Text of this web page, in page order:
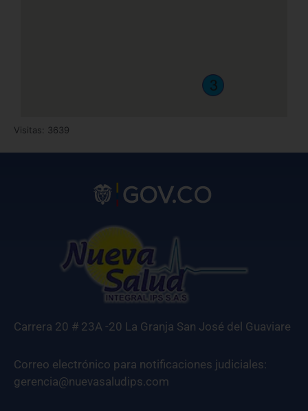
Visitas: 3639
Carrera 20 # 23A -20 La Granja San José del Guaviare
Correo electrónico para notificaciones judiciales:
gerencia@nuevasaludips.com